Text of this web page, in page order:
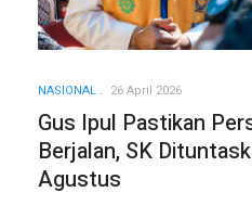
NASIONAL 26 April 2026
Gus Ipul Pastikan
Berjalan, SK
Agustus